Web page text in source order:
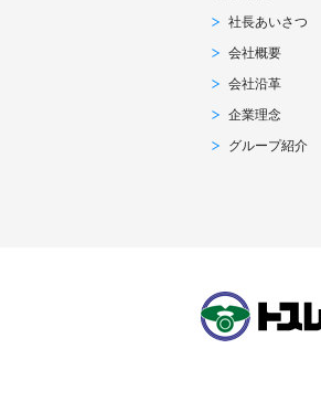
社長あいさつ
会社概要
会社沿革
企業理念
グループ紹介